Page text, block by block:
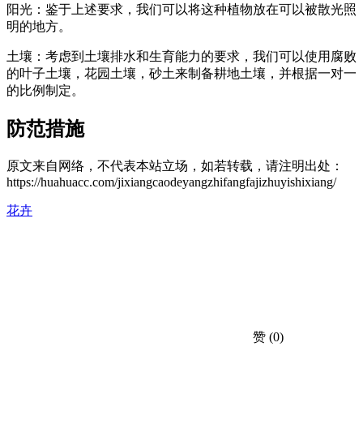
阳光：鉴于上述要求，我们可以将这种植物放在可以被散光照
明的地方。
土壤：考虑到土壤排水和生育能力的要求，我们可以使用腐败
的叶子土壤，花园土壤，砂土来制备耕地土壤，并根据一对一
的比例制定。
防范措施
原文来自网络，不代表本站立场，如若转载，请注明出处：
https://huahuacc.com/jixiangcaodeyangzhifangfajizhuyishixiang/
花卉
赞 (0)